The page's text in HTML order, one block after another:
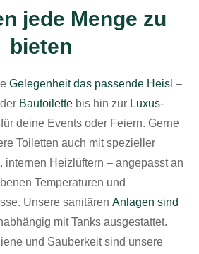
jede Menge zu
bieten
Gelegenheit das passende Heisl –
Bautoilette bis hin zur Luxus-
deine Events oder Feiern. Gerne
Toiletten auch mit spezieller
internen Heizlüftern – angepasst an
Temperaturen und
Unsere sanitären Anlagen sind
mit Tanks ausgestattet.
und Sauberkeit sind unsere